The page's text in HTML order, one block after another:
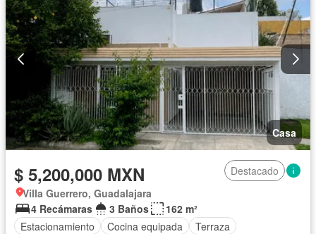
Casa
$ 5,200,000 MXN
Destacado
Villa Guerrero, Guadalajara
4 Recámaras
3 Baños
162 m²
Estacionamiento
Cocina equipada Terraza